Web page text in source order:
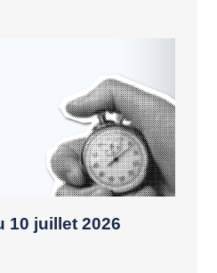
10 juillet 2026